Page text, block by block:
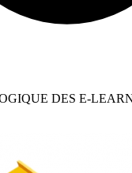
DES E-